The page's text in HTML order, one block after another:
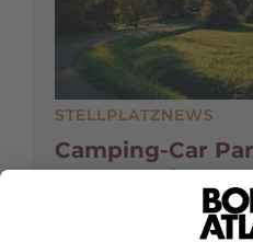
STELLPLATZNEWS
Camping-Car
Stellplatz in
Camping-Car Park hat